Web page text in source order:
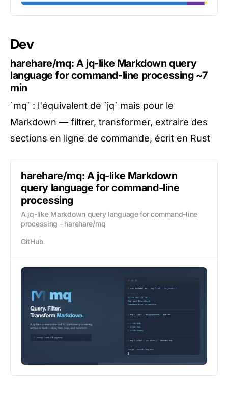
Dev
harehare/mq: A jq-like Markdown query
language for command-line processing~7
min
`mq` : l'équivalent de `jq` mais pour le
Markdown — filtrer, transformer, extraire des
sections en ligne de commande, écrit en Rust
harehare/mq: A jq-like Markdown
query language for command-line
processing
A jq-like Markdown query language for command-line
processing - harehare/mq
GitHub